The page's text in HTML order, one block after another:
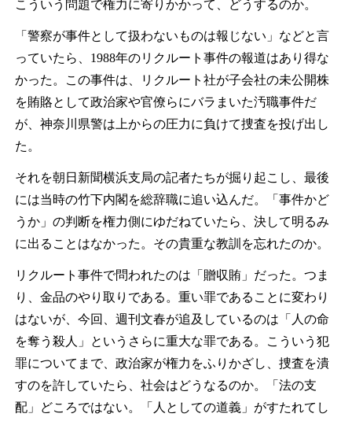
こういう問題で権力に寄りかかって、どうするのか。
「警察が事件として扱わないものは報じない」などと言
っていたら、1988年のリクルート事件の報道はあり得な
かった。この事件は、リクルート社が子会社の未公開株
を賄賂として政治家や官僚らにバラまいた汚職事件だ
が、神奈川県警は上からの圧力に負けて捜査を投げ出し
た。
それを朝日新聞横浜支局の記者たちが掘り起こし、最後
には当時の竹下内閣を総辞職に追い込んだ。「事件かど
うか」の判断を権力側にゆだねていたら、決して明るみ
に出ることはなかった。その貴重な教訓を忘れたのか。
リクルート事件で問われたのは「贈収賄」だった。つま
り、金品のやり取りである。重い罪であることに変わり
はないが、今回、週刊文春が追及しているのは「人の命
を奪う殺人」というさらに重大な罪である。こういう犯
罪についてまで、政治家が権力をふりかざし、捜査を潰
すのを許していたら、社会はどうなるのか。「法の支
配」どころではない。「人としての道義」がすたれてし